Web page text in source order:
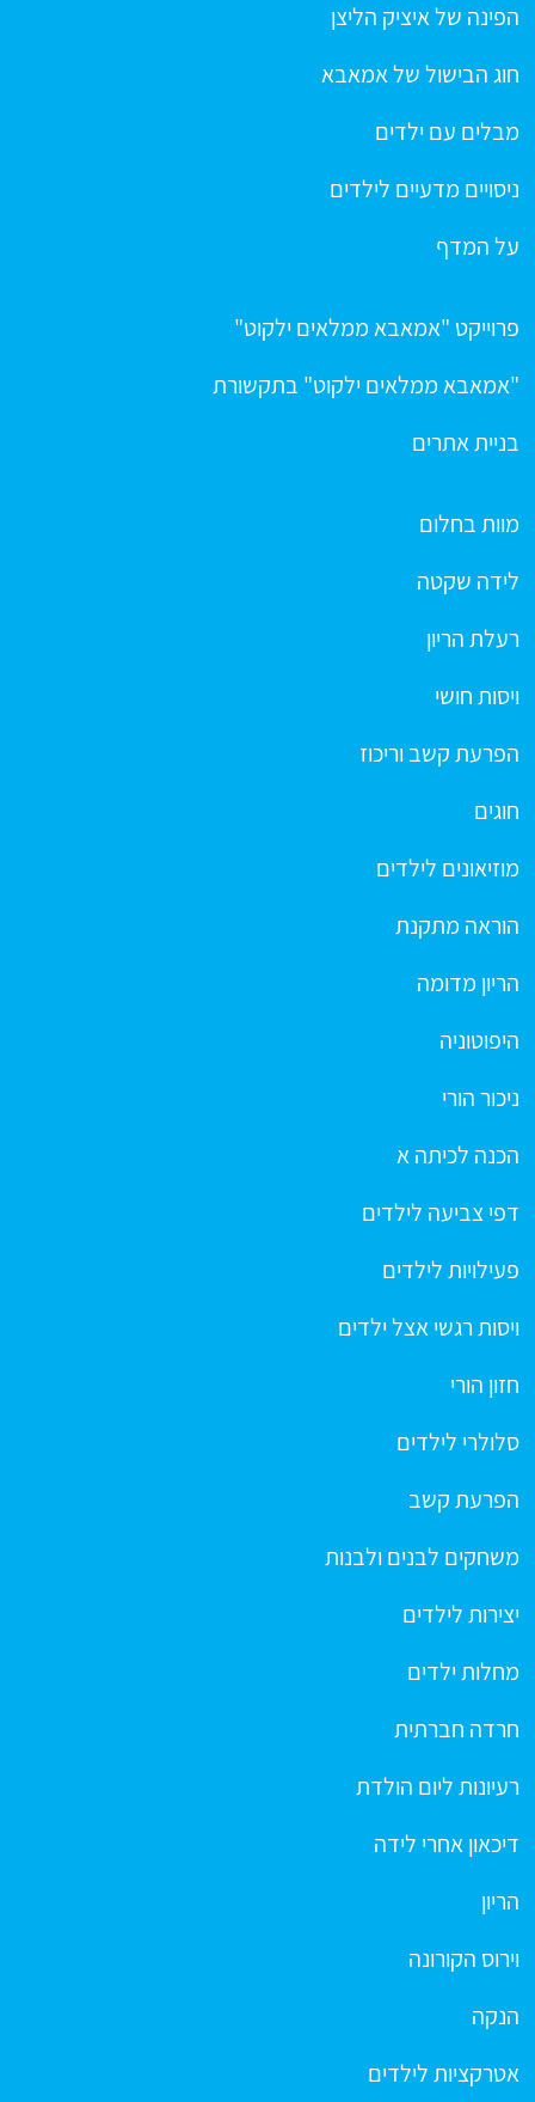
הפינה של איציק הליצן
חוג הבישול של אמאבא
מבלים עם ילדים
ניסויים מדעיים לילדים
על המדף
פרוייקט "אמאבא ממלאים ילקוט"
"אמאבא ממלאים ילקוט" בתקשורת
בניית אתרים
מוות בחלום
לידה שקטה
רעלת הריון
ויסות חושי
הפרעת קשב וריכוז
חוגים
מוזיאונים לילדים
הוראה מתקנת
הריון מדומה
היפוטוניה
ניכור הורי
הכנה לכיתה א
דפי צביעה לילדים
פעילויות לילדים
ויסות רגשי אצל ילדים
חזון הורי
סלולרי לילדים
הפרעת קשב
משחקים לבנים ולבנות
יצירות לילדים
מחלות ילדים
חרדה חברתית
רעיונות ליום הולדת
דיכאון אחרי לידה
הריון
וירוס הקורונה
הנקה
אטרקציות לילדים